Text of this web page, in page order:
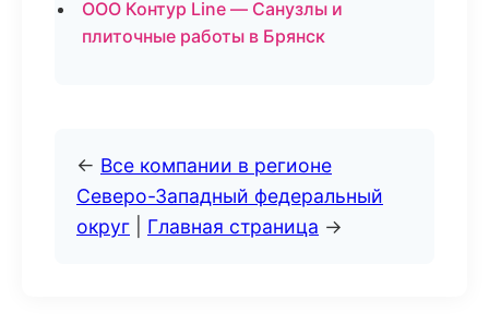
ООО Контур Line — Санузлы и
плиточные работы в Брянск
← Все компании в регионе
Северо-Западный федеральный
округ
Главная страница →